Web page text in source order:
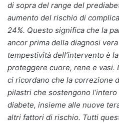
di sopra del range del
aumento del rischio di
24%. Questo significa che la
ancor prima della diagnosi
tempestività dell’intervento è
proteggere cuore, rene e vasi.
ci ricordano che la correzione
pilastri che sostengono l’intero
diabete, insieme alle nuove
altri fattori di rischio. Tutti